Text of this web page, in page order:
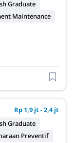
Graduate
Maintenance
Rp 1,9 jt - 2,4 jt
Graduate
Preventif